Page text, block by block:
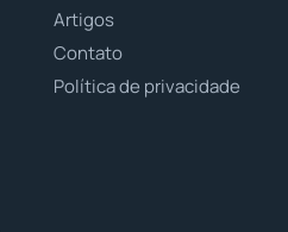
Artigos
Contato
Política de privacidade